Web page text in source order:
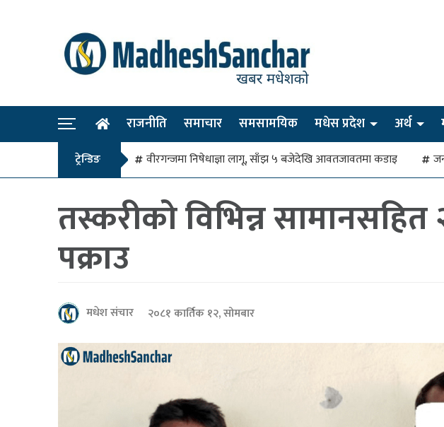
राजनीति समाचार समसामयिक मधेस प्रदेश अर्थ
ट्रेन्डिङ वीरगन्जमा निषेधाज्ञा लागू, साँझ ५ बजेदेखि आवतजावतमा कडाइ
तस्करीको विभिन्न
पक्राउ
मधेश संचार २०८१ कार्तिक १२, सोमबार